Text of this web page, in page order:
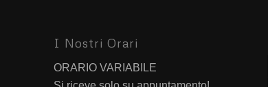
I Nostri Orari
ORARIO VARIABILE